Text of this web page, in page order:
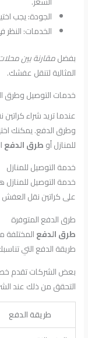
الجودة: يجب
الخدمات:
بفضلمقارنة بين
المثالية لتنقل عفشك.
خدمات التوصيل وطرق
عندما تريد شراء
وطرق الدفع. يمكنك
للمنازل أوطرق الدفع
خدمة التوصيل للمنازل
خدمة التوصيل
على كراتين نقل
طرق الدفع المتوفرة
طرق الدفعالمختلفة
طريقة الدفع التي
بعض الشركات تقدم
التحقق من ذلك عند
طريقة الدفع